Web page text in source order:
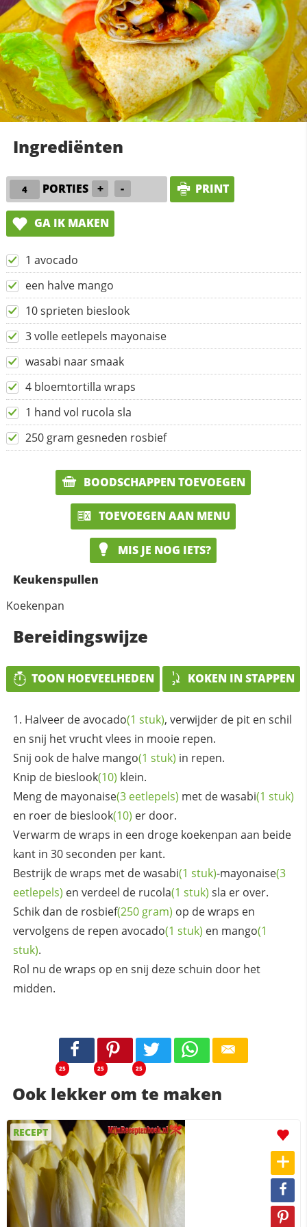
Ingrediënten
PORTIES + - PRINT
GA IK MAKEN
1 avocado
een halve mango
10 sprieten bieslook
3 volle eetlepels mayonaise
wasabi naar smaak
4 bloemtortilla wraps
1 hand vol rucola sla
250 gram gesneden rosbief
BOODSCHAPPEN TOEVOEGEN
TOEVOEGEN AAN MENU
MIS JE NOG IETS?
Keukenspullen
Koekenpan
Bereidingswijze
TOON HOEVEELHEDEN KOKEN IN STAPPEN
Halveer deavocado(1 stuk), verwijder de pit en schil
en snij het vrucht vlees in mooie repen.
Snij ook de halve mango(1 stuk) in repen.
Knip de bieslook(10) klein.
Meng de mayonaise(3 eetlepels) met dewasabi(1 stuk)
en roer de bieslook(10) er door.
Verwarm de wraps in een droge koekenpan aan beide
kant in 30 seconden per kant.
Bestrijk de wraps met dewasabi(1 stuk)-mayonaise(3
eetlepels) en verdeel de rucola(1 stuk) sla er over.
Schik dan de rosbief(250 gram) op de wraps en
vervolgens de repen avocado(1 stuk) en mango(1
stuk).
Rol nu de wraps op en snij deze schuin door het
midden.
25 25 25
Ook lekker om te maken
RECEPT